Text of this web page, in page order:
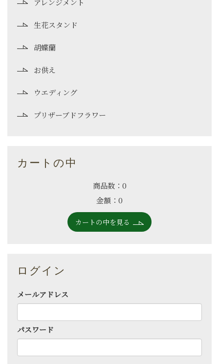
アレンジメント
生花スタンド
胡蝶蘭
お供え
ウエディング
プリザーブドフラワー
カートの中
商品数：0
金額：0
カートの中を見る
ログイン
メールアドレス
パスワード